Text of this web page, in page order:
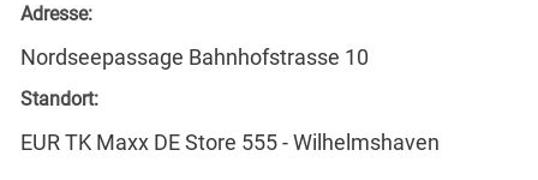
Adresse:
Nordseepassage Bahnhofstrasse 10
Standort:
EUR TK Maxx DE Store 555 - Wilhelmshaven